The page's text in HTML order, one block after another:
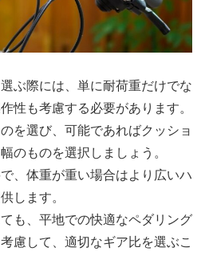
ぶ際には、単に耐荷重だけでな
性も考慮する必要があります。
を選び、可能であればクッショ
のものを選択しましょう。
、体重が重い場合はより広いハ
します。
も、平地での快適なペダリング
慮して、適切なギア比を選ぶこ